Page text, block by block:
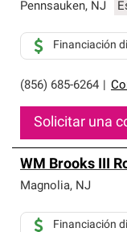
Pennsauken, NJ
(856) 685-6264
Financiación
Solicitar una
WM Brooks III
Magnolia, NJ
Financiación